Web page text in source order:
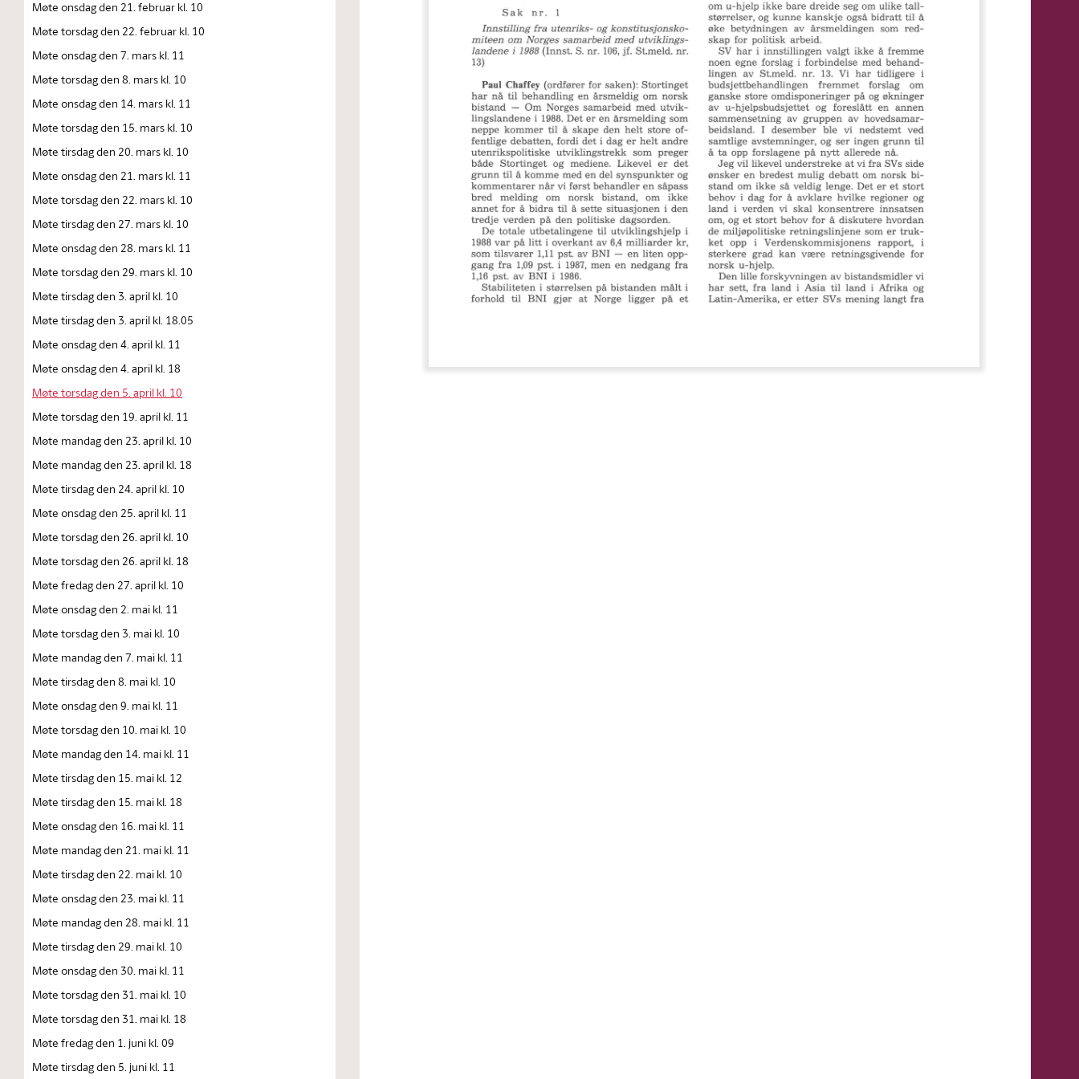
Møte onsdag den 21. februar kl. 10
Møte torsdag den 22. februar kl. 10
Møte onsdag den 7. mars kl. 11
Møte torsdag den 8. mars kl. 10
Møte onsdag den 14. mars kl. 11
Møte torsdag den 15. mars kl. 10
Møte tirsdag den 20. mars kl. 10
Møte onsdag den 21. mars kl. 11
Møte torsdag den 22. mars kl. 10
Møte tirsdag den 27. mars kl. 10
Møte onsdag den 28. mars kl. 11
Møte torsdag den 29. mars kl. 10
Møte tirsdag den 3. april kl. 10
Møte tirsdag den 3. april kl. 18.05
Møte onsdag den 4. april kl. 11
Møte onsdag den 4. april kl. 18
Møte torsdag den 5. april kl. 10
Møte torsdag den 19. april kl. 11
Møte mandag den 23. april kl. 10
Møte mandag den 23. april kl. 18
Møte tirsdag den 24. april kl. 10
Møte onsdag den 25. april kl. 11
Møte torsdag den 26. april kl. 10
Møte torsdag den 26. april kl. 18
Møte fredag den 27. april kl. 10
Møte onsdag den 2. mai kl. 11
Møte torsdag den 3. mai kl. 10
Møte mandag den 7. mai kl. 11
Møte tirsdag den 8. mai kl. 10
Møte onsdag den 9. mai kl. 11
Møte torsdag den 10. mai kl. 10
Møte mandag den 14. mai kl. 11
Møte tirsdag den 15. mai kl. 12
Møte tirsdag den 15. mai kl. 18
Møte onsdag den 16. mai kl. 11
Møte mandag den 21. mai kl. 11
Møte tirsdag den 22. mai kl. 10
Møte onsdag den 23. mai kl. 11
Møte mandag den 28. mai kl. 11
Møte tirsdag den 29. mai kl. 10
Møte onsdag den 30. mai kl. 11
Møte torsdag den 31. mai kl. 10
Møte torsdag den 31. mai kl. 18
Møte fredag den 1. juni kl. 09
Møte tirsdag den 5. juni kl. 11